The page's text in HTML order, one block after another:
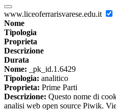
www.liceoferrarisvarese.edu.it
Nome
Tipologia
Proprieta
Descrizione
Durata
Nome: _pk_id.1.6429
Tipologia: analitico
Proprieta: Prime Parti
Descrizione: Questo nome di
analisi web open source Piwik.